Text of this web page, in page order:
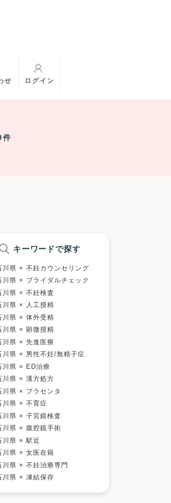
せ ログイン
件
キーワードで探す
川県 × 不妊カウンセリング
川県 × ブライダルチェック
川県 × 不妊検査
川県 × 人工授精
川県 × 体外受精
川県 × 顕微授精
川県 × 先進医療
川県 × 男性不妊/無精子症
川県 × ED治療
川県 × 漢方処方
川県 × プラセンタ
川県 × 不育症
川県 × 子宮鏡検査
川県 × 腹腔鏡手術
川県 × 駅近
川県 × 女医在籍
川県 × 不妊治療専門
川県 × 凍結保存